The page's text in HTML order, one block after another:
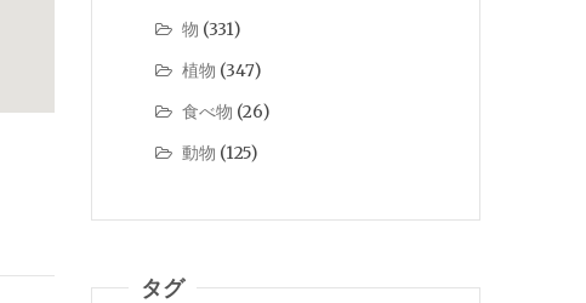
物 (331)
植物 (347)
食べ物 (26)
動物 (125)
タグ